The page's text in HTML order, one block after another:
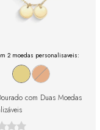
2 moedas personalisaveis:
com Duas Moedas